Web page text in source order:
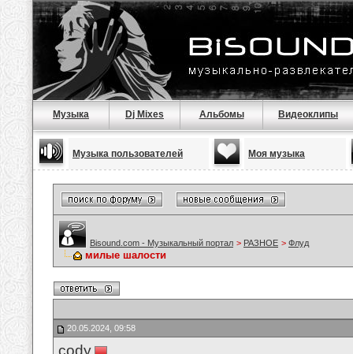
Музыка Dj Mixes Альбомы Видеоклипы
Музыка пользователей Моя музыка
Bisound.com - Музыкальный портал > РАЗНОЕ > Флуд
милые шалости
20.05.2024, 09:58
cody